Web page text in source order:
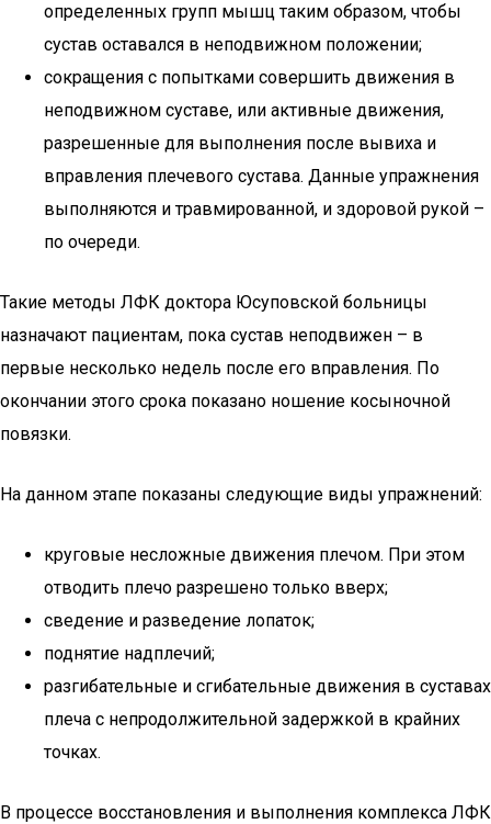
определенных групп мышц таким образом, чтобы
сустав оставался в неподвижном положении;
сокращения с попытками совершить движения в
неподвижном суставе, или активные движения,
разрешенные для выполнения после вывиха и
вправления плечевого сустава. Данные упражнения
выполняются и травмированной, и здоровой рукой –
по очереди.
Такие методы ЛФК доктора Юсуповской больницы
назначают пациентам, пока сустав неподвижен – в
первые несколько недель после его вправления. По
окончании этого срока показано ношение косыночной
повязки.
На данном этапе показаны следующие виды упражнений:
круговые несложные движения плечом. При этом
отводить плечо разрешено только вверх;
сведение и разведение лопаток;
поднятие надплечий;
разгибательные и сгибательные движения в суставах
плеча с непродолжительной задержкой в крайних
точках.
В процессе восстановления и выполнения комплекса ЛФК